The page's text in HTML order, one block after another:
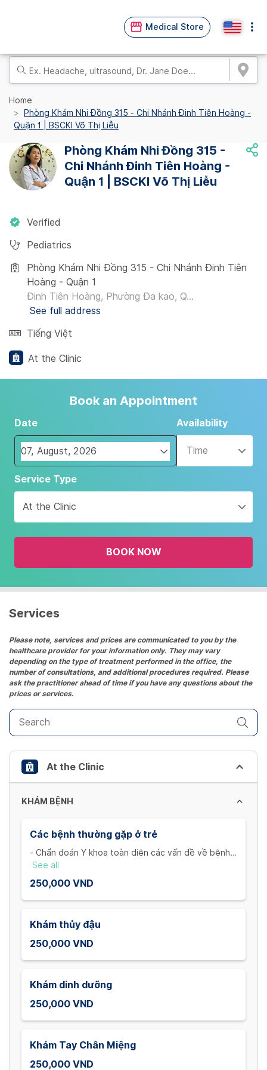
Medical Store
Home
Phòng Khám Nhi Đồng 315 - Chi Nhánh Đinh Tiên Hoàng -
Quận 1 | BSCKI Võ Thị Liễu
Phòng Khám Nhi Đồng 315 -
Chi Nhánh Đinh Tiên Hoàng -
Quận 1 | BSCKI Võ Thị Liễu
Verified
Pediatrics
Phòng Khám Nhi Đồng 315 - Chi Nhánh Đinh Tiên
Hoàng - Quận 1
Đinh Tiên Hoàng, Phường Đa kao, Q...
See full address
Tiếng Việt
At the Clinic
Book an Appointment
Date
Navigate
forward
interact
with
the
and
date.
the
question
mark
key
to
get
the
keyboard
shortcuts
for
changing
dates.
Availability
Time
Service Type
At the Clinic
BOOK NOW
Services
Please note, services and prices are communicated to you by the
healthcare provider for your information only. They may vary
depending on the type of treatment performed in the office, the
number of consultations, and additional procedures required. Please
ask the practitioner ahead of time if you have any questions about the
prices or services.
At the Clinic
KHÁM BỆNH
Các bệnh thường gặp ở trẻ
- Chẩn đoán Y khoa toàn diện các vấn đề về bệnh lí
của trẻ
- Đánh giá các triệu chứng ho, sốt, phát ban, viêm
nhiễm đường ruột và những chuyên khoa khác
See all
250,000 VND
Khám thủy đậu
250,000 VND
Khám dinh dưỡng
250,000 VND
Khám Tay Chân Miệng
250,000 VND